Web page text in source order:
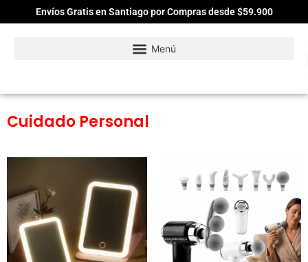
Envíos Gratis en Santiago por Compras desde $59.900
Cuidado Personal